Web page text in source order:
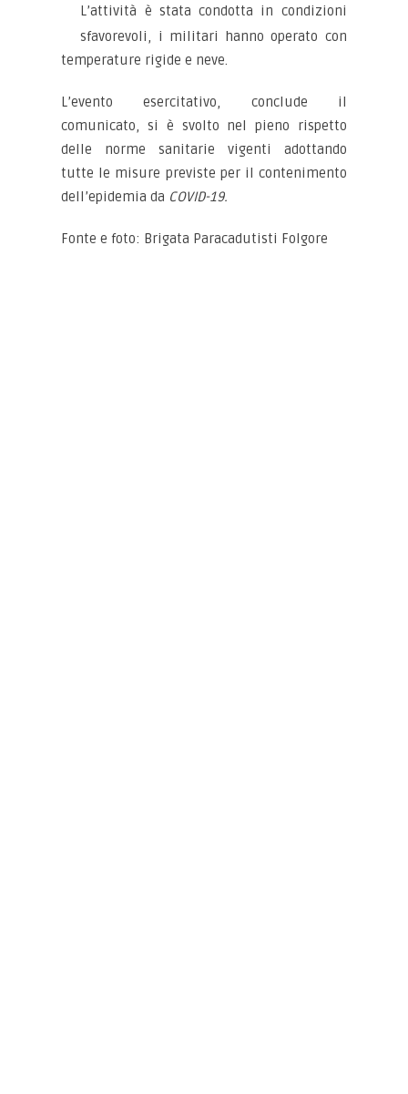
L’attività è stata condotta in condizioni
sfavorevoli, i militari hanno operato con
temperature rigide e neve.
L’evento esercitativo, conclude il
comunicato, si è svolto nel pieno rispetto
delle norme sanitarie vigenti adottando
tutte le misure previste per il contenimento
dell’epidemia da COVID-19.
Fonte e foto: Brigata Paracadutisti Folgore